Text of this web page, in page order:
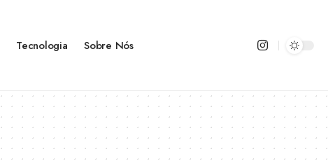
Tecnologia Sobre Nós